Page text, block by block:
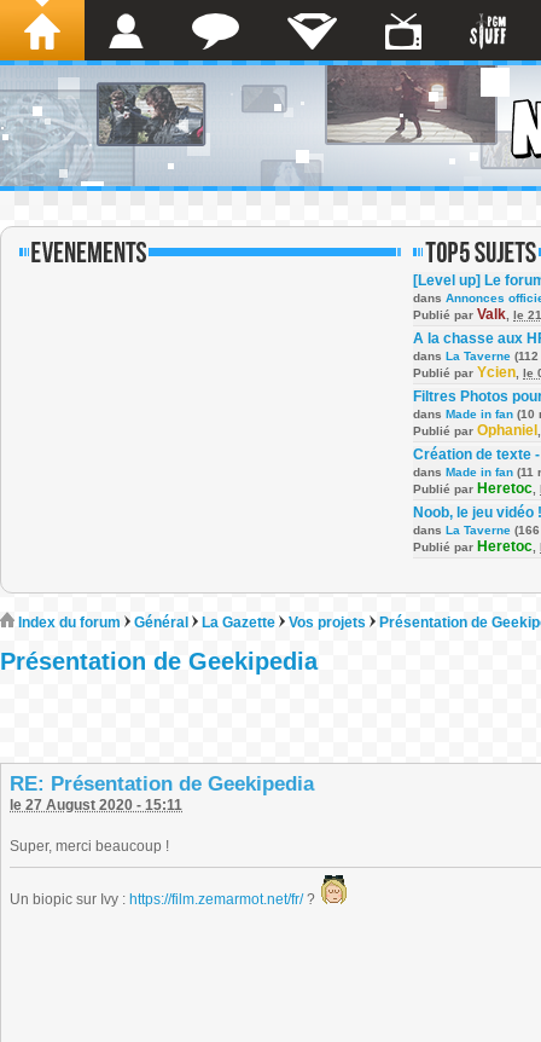
[Level up] Le
dans Annonces
Publié par Valk le
A la chasse aux
dans La Taverne
Publié par Ycien le
Filtres Photos
dans Made in fan (10
Publié par Ophaniel
Création de texte
dans Made in fan (11
Publié par Heretoc
Noob, le jeu vidéo !
dans La Taverne
Publié par Heretoc
Index du forum Général La Gazette Vos projets Présentation de
Présentation de Geekipedia
RE: Présentation de Geekipedia
le 27 August 2020 - 15:11
Super, merci beaucoup !
Un biopic sur Ivy : https://film.zemarmot.net/fr/?